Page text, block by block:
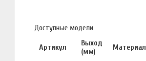
Доступные модели
Артикул
Выход
(мм)
Материал